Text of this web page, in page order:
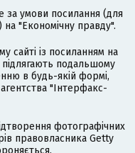
за умови посилання (для
"Економічну правду".
сайті із посиланням на
підлягають подальшому
в будь-якій формі,
"Інтерфакс-
фотографічних
правовласника Getty